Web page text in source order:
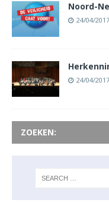
Noord-
24/04/2017
24/04/2017
ZOEKEN: